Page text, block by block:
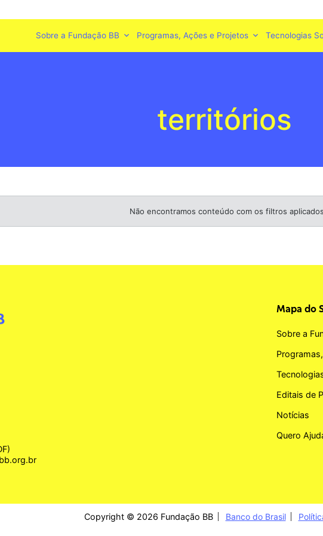
Sobre a Fundação BB Programas, Ações e Projetos Tecnologias
territórios
Não encontramos conteúdo com os filtros
Mapa do
Sobre a
Editais de
Notícias
Quero
Copyright © 2026 Fundação BB Banco do Brasil